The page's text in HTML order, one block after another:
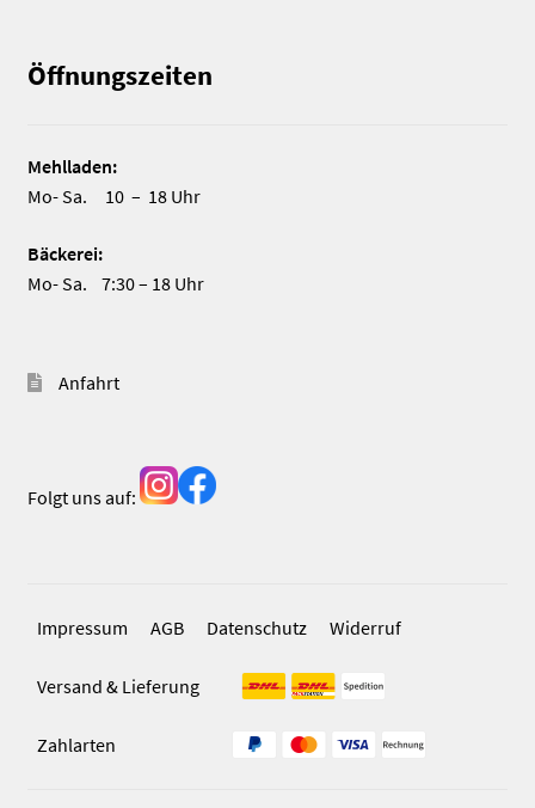
Öffnungszeiten
Mehlladen:
Mo- Sa. 10 – 18 Uhr
Bäckerei:
Mo- Sa. 7:30 – 18 Uhr
Anfahrt
Folgt uns auf:
Impressum AGB Datenschutz Widerruf
Versand & Lieferung
Zahlarten